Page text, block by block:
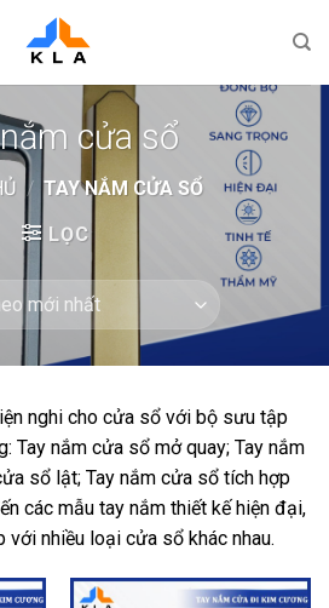
cửa sổ
/ TAY NẮM CỬA SỔ
LỌC
nghi cho cửa sổ với bộ sưu tập
Tay nắm cửa sổ mở quay; Tay nắm
sổ lật; Tay nắm cửa sổ tích hợp
các mẫu tay nắm thiết kế hiện đại,
với nhiều loại cửa sổ khác nhau.